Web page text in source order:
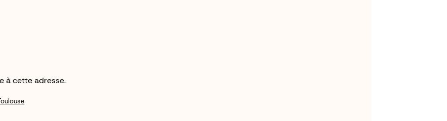
à cette adresse.